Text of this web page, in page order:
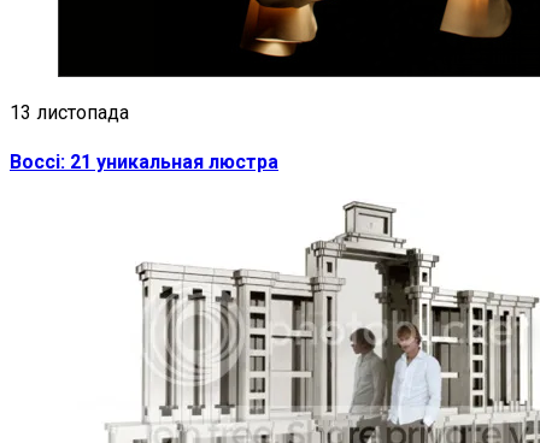
13 листопада
Bocci: 21 уникальная люстра